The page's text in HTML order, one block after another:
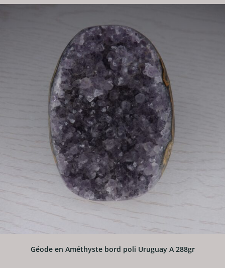
Géode en Améthyste bord poli Uruguay A 288gr